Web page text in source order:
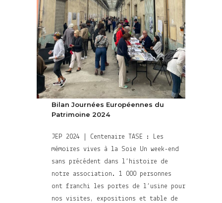
Bilan Journées Européennes du
Patrimoine 2024
JEP 2024 | Centenaire TASE : Les
mémoires vives à la Soie Un week-end
sans précédent dans l’histoire de
notre association. 1 000 personnes
ont franchi les portes de l’usine pour
nos visites, expositions et table de